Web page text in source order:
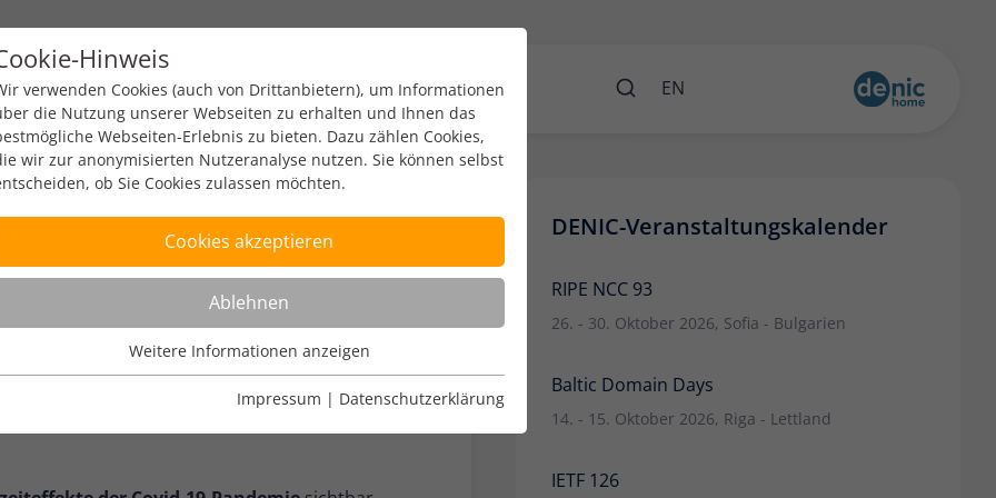
Policy Zahlen & Fakten Engagement Events EN
2021
Umfeld Januar bis
DENIC-Veranstaltungskalender
RIPE NCC 93
26. - 30. Oktober 2026, Sofia - Bulgarien
Baltic Domain Days
14. - 15. Oktober 2026, Riga - Lettland
IETF 126
Hinweis
verwenden Cookies (auch von Drittanbietern), um Informationen
die Nutzung unserer Webseiten zu erhalten und Ihnen das
Webseiten-Erlebnis zu bieten. Dazu zählen Cookies,
wir zur anonymisierten Nutzeranalyse nutzen. Sie können selbst
ob Sie Cookies zulassen möchten.
Cookies akzeptieren
Ablehnen
Nutzungsanalyse
Cookies zur Nutzungsanalyse ermöglichen es uns zu analysieren,
Weitere Informationen anzeigen
Impressum | Datenschutzerklärung